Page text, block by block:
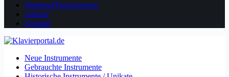
Mietkauf/Finanzierung
Ankauf
Kontakt
Neue Instrumente
Gebrauchte Instrumente